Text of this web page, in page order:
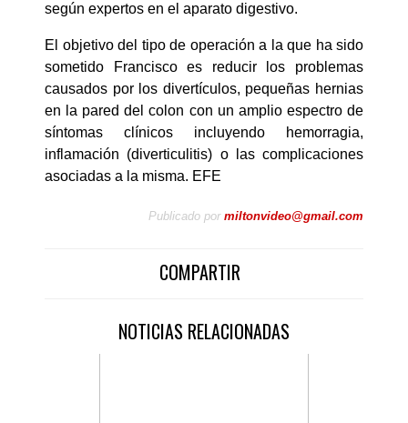
según expertos en el aparato digestivo.
El objetivo del tipo de operación a la que ha sido
sometido Francisco es reducir los problemas
causados por los divertículos, pequeñas hernias
en la pared del colon con un amplio espectro de
síntomas clínicos incluyendo hemorragia,
inflamación (diverticulitis) o las complicaciones
asociadas a la misma. EFE
Publicado por miltonvideo@gmail.com
COMPARTIR
NOTICIAS RELACIONADAS